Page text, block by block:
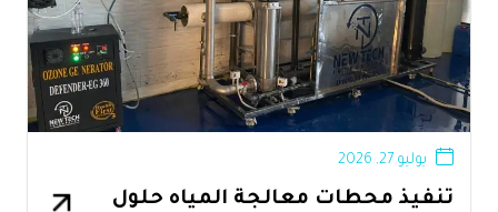
تنفيذ محطات معالجة المياه حلول
يوليو 27, 2026